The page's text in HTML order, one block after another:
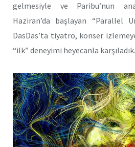
gelmesiyle ve Paribu’nun
Haziran’da başlayan “Parallel
DasDas’ta tiyatro, konser
“ilk” deneyimi heyecanla karşıladık.